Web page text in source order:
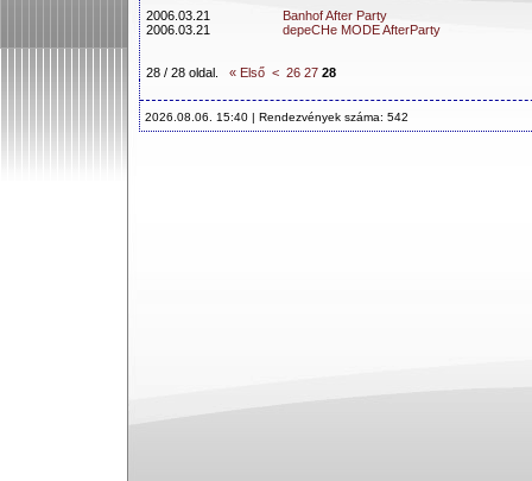
2006.03.21
Banhof After Party
2006.03.21
depeCHe MODE AfterParty
28 / 28 oldal. « Első < 26 27 28
2026.08.06. 15:40 | Rendezvények száma: 542